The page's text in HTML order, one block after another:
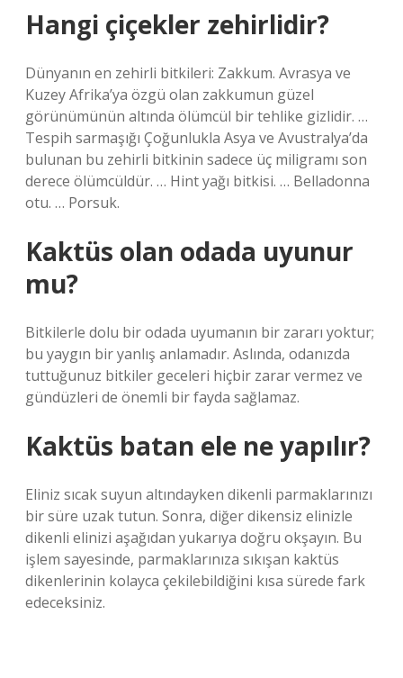
Hangi çiçekler zehirlidir?
Dünyanın en zehirli bitkileri: Zakkum. Avrasya ve
Kuzey Afrika’ya özgü olan zakkumun güzel
görünümünün altında ölümcül bir tehlike gizlidir. …
Tespih sarmaşığı Çoğunlukla Asya ve Avustralya’da
bulunan bu zehirli bitkinin sadece üç miligramı son
derece ölümcüldür. … Hint yağı bitkisi. … Belladonna
otu. … Porsuk.
Kaktüs olan odada uyunur
mu?
Bitkilerle dolu bir odada uyumanın bir zararı yoktur;
bu yaygın bir yanlış anlamadır. Aslında, odanızda
tuttuğunuz bitkiler geceleri hiçbir zarar vermez ve
gündüzleri de önemli bir fayda sağlamaz.
Kaktüs batan ele ne yapılır?
Eliniz sıcak suyun altındayken dikenli parmaklarınızı
bir süre uzak tutun. Sonra, diğer dikensiz elinizle
dikenli elinizi aşağıdan yukarıya doğru okşayın. Bu
işlem sayesinde, parmaklarınıza sıkışan kaktüs
dikenlerinin kolayca çekilebildiğini kısa sürede fark
edeceksiniz.